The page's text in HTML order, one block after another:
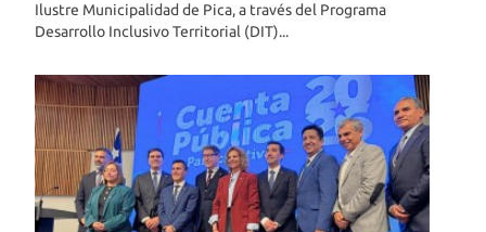
Ilustre Municipalidad de Pica, a través del Programa
Desarrollo Inclusivo Territorial (DIT)...